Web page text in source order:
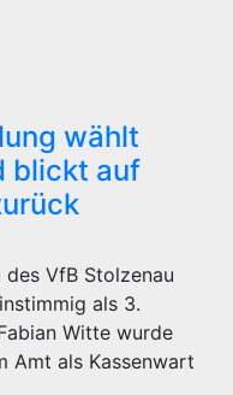
wählt
blickt auf
VfB Stolzenau
als 3.
Witte wurde
Amt als Kassenwart